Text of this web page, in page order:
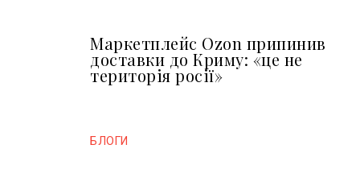
Маркетплейс Ozon припинив
доставки до Криму: «це не
територія росії»
БЛОГИ